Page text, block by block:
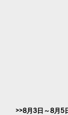
8月3日～8月5